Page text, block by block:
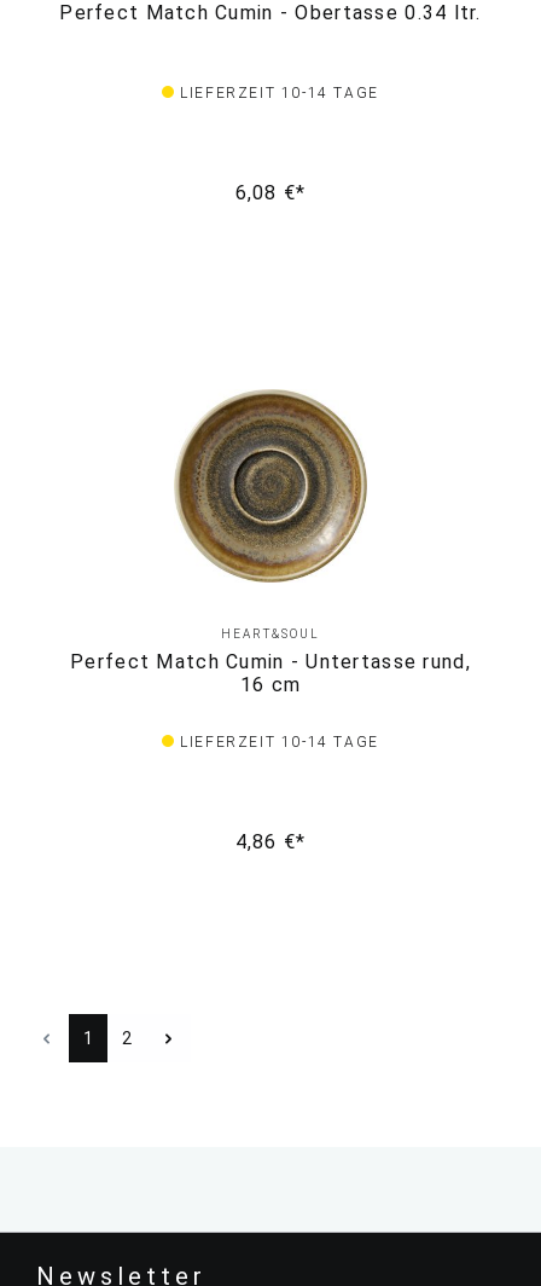
Perfect Match Cumin - Obertasse 0.34 ltr.
LIEFERZEIT 10-14 TAGE
6,08 €*
HEART&SOUL
Perfect Match Cumin - Untertasse rund,
16 cm
LIEFERZEIT 10-14 TAGE
4,86 €*
1 2
Newsletter